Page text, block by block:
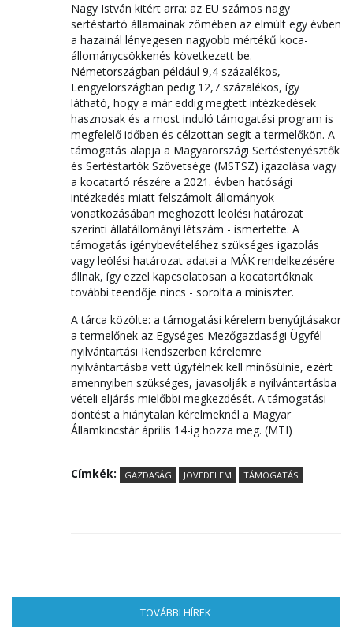
Nagy István kitért arra: az EU számos nagy
sertéstartó államainak zömében az elmúlt egy évben
a hazainál lényegesen nagyobb mértékű koca-
állománycsökkenés következett be.
Németországban például 9,4 százalékos,
Lengyelországban pedig 12,7 százalékos, így
látható, hogy a már eddig megtett intézkedések
hasznosak és a most induló támogatási program is
megfelelő időben és célzottan segít a termelőkön. A
támogatás alapja a Magyarországi Sertéstenyésztők
és Sertéstartók Szövetsége (MSTSZ) igazolása vagy
a kocatartó részére a 2021. évben hatósági
intézkedés miatt felszámolt állományok
vonatkozásában meghozott leölési határozat
szerinti állatállományi létszám - ismertette. A
támogatás igénybevételéhez szükséges igazolás
vagy leölési határozat adatai a MÁK rendelkezésére
állnak, így ezzel kapcsolatosan a kocatartóknak
további teendője nincs - sorolta a miniszter.
A tárca közölte: a támogatási kérelem benyújtásakor
a termelőnek az Egységes Mezőgazdasági Ügyfél-
nyilvántartási Rendszerben kérelemre
nyilvántartásba vett ügyfélnek kell minősülnie, ezért
amennyiben szükséges, javasolják a nyilvántartásba
vételi eljárás mielőbbi megkezdését. A támogatási
döntést a hiánytalan kérelmeknél a Magyar
Államkincstár április 14-ig hozza meg. (MTI)
Címkék: GAZDASÁG JÖVEDELEM TÁMOGATÁS
TOVÁBBI HÍREK